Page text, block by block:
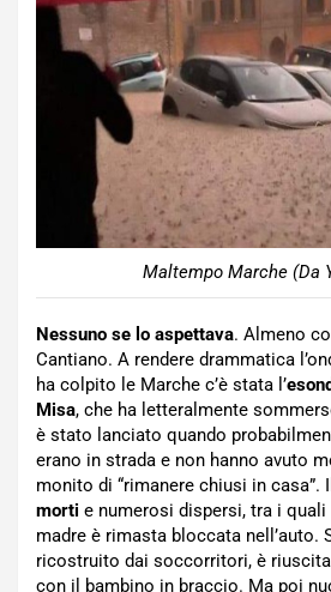
Maltempo Marche (Da
Nessuno se lo aspettava. Almeno
Cantiano. A rendere drammatica
ha colpito le Marche c’è stata l’
Misa, che ha letteralmente
è stato lanciato quando
erano in strada e non hanno avuto
monito di “rimanere chiusi in casa”.
morti e numerosi dispersi, tra i quali
madre è rimasta bloccata nell’auto.
ricostruito dai soccorritori, è
con il bambino in braccio. Ma poi